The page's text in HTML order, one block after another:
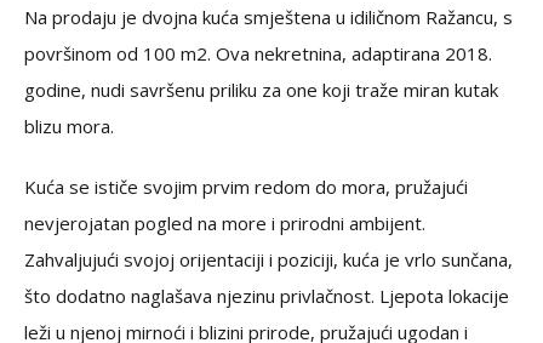
Na prodaju je dvojna kuća smještena u idiličnom Ražancu, s
površinom od 100 m2. Ova nekretnina, adaptirana 2018.
godine, nudi savršenu priliku za one koji traže miran kutak
blizu mora.
Kuća se ističe svojim prvim redom do mora, pružajući
nevjerojatan pogled na more i prirodni ambijent.
Zahvaljujući svojoj orijentaciji i poziciji, kuća je vrlo sunčana,
što dodatno naglašava njezinu privlačnost. Ljepota lokacije
leži u njenoj mirnoći i blizini prirode, pružajući ugodan i